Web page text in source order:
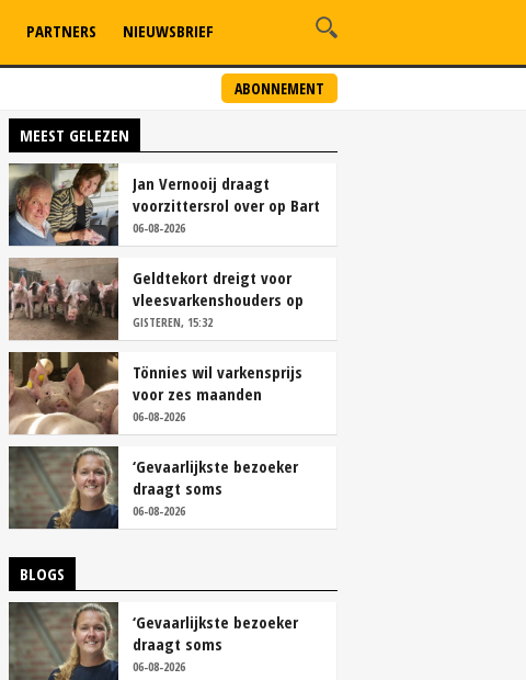
ABONNEMENT
PARTNERS NIEUWSBRIEF
MEEST GELEZEN
Jan Vernooij draagt
voorzittersrol over op Bart
Camps
06-08-2026
Geldtekort dreigt voor
vleesvarkenshouders op
vrije markt
GISTEREN, 15:32
Tönnies wil varkensprijs
voor zes maanden
vastleggen
06-08-2026
‘Gevaarlijkste bezoeker
draagt soms
overschoenen’
06-08-2026
BLOGS
‘Gevaarlijkste bezoeker
draagt soms
overschoenen’
06-08-2026